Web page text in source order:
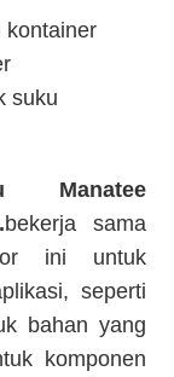
kontainer
suku
Manatee
bekerja sama
ini untuk
seperti
bahan yang
komponen